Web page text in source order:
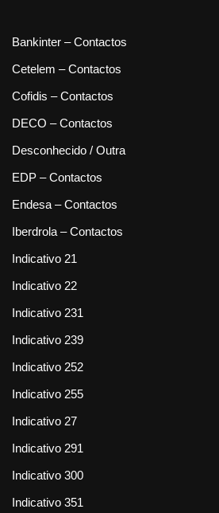
Bankinter – Contactos
Cetelem – Contactos
Cofidis – Contactos
DECO – Contactos
Desconhecido / Outra
EDP – Contactos
Endesa – Contactos
Iberdrola – Contactos
Indicativo 21
Indicativo 22
Indicativo 231
Indicativo 239
Indicativo 252
Indicativo 255
Indicativo 27
Indicativo 291
Indicativo 300
Indicativo 351